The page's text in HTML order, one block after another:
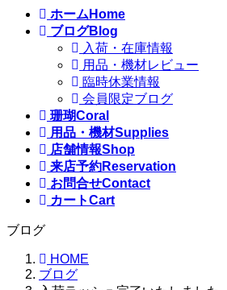
ホーム Home
ブログBlog
入荷・在庫情報
用品・機材レビュー
臨時休業情報
会員限定ブログ
珊瑚Coral
用品・機材Supplies
店舗情報Shop
来店予約Reservation
お問合せContact
カートCart
ブログ
HOME
ブログ